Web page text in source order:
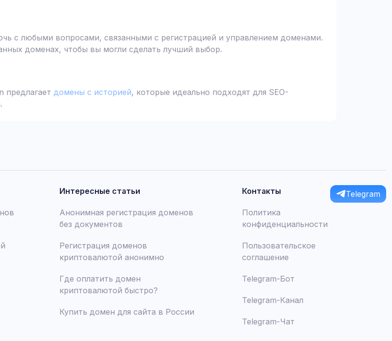
с любыми вопросами, связанными с регистрацией и управлением доменами.
доменах, чтобы вы могли сделать лучший выбор.
предлагает домены с историей, которые идеально подходят для SEO-
Интересные статьи
Анонимная регистрация доменов
без документов
Регистрация доменов
криптовалютой анонимно
Где оплатить домен
криптовалютой быстро?
Купить домен для сайта в России
Контакты
Политика
конфиденциальности
Пользовательское
соглашение
Telegram-Бот
Telegram-Канал
Telegram-Чат
Telegram